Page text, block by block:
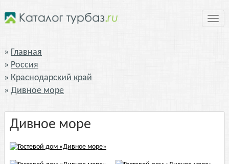
Главная
Россия
Краснодарский край
Дивное море
Дивное море